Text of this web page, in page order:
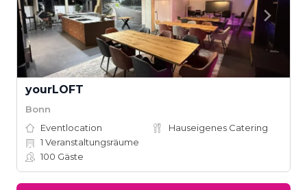
yourLOFT
Bonn
Eventlocation
Hauseigenes Catering
1 Veranstaltungsräume
100 Gäste